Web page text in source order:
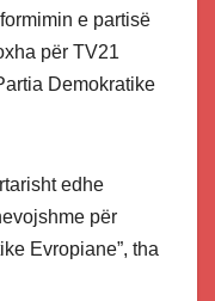
e partisë
për TV21
Demokratike
edhe
për
Evropiane”, tha